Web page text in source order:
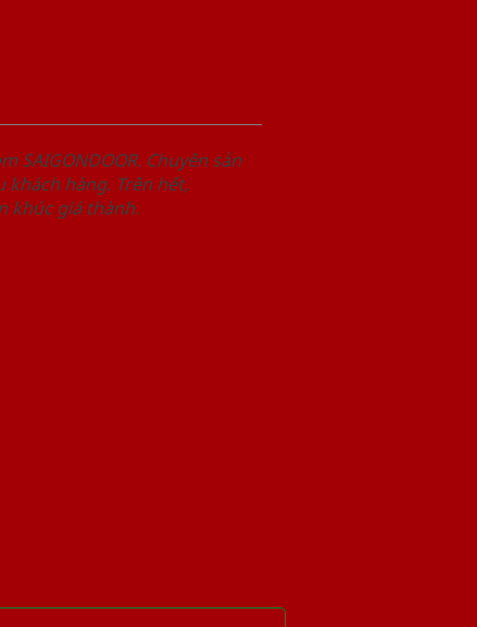
Chuyên sản
hàng. Trên hết,
khúc giá thành.